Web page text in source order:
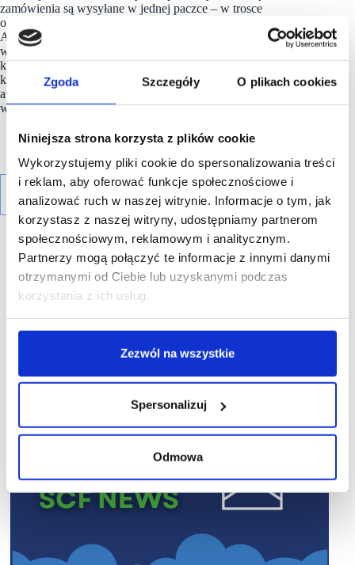
Zgoda Szczegóły O plikach cookies
Niniejsza strona korzysta z plików cookie
Wykorzystujemy pliki cookie do spersonalizowania treści
i reklam, aby oferować funkcje społecznościowe i
analizować ruch w naszej witrynie. Informacje o tym, jak
korzystasz z naszej witryny, udostępniamy partnerom
społecznościowym, reklamowym i analitycznym.
Partnerzy mogą połączyć te informacje z innymi danymi
otrzymanymi od Ciebie lub uzyskanymi podczas
korzystania z ich usług.
Zezwól na wszystkie
Spersonalizuj
Odmowa
zamówienia są wysyłane w jednej paczce – w trosce
o środowisko i dla wygody klientów. W swej działalności
Answear stawia na szybką dostawę (nawet tego samego dnia
w wybranych miastach Polski) i jakość obsługi. Swoim stałym
klientom dedykuje program lojalnościowy Answear Club,
który pozwala na robienie zakupów w jeszcze
atrakcyjniejszych cenach. Od marca 2022 r. Answear.com S.A.
wchodzi w skład indeksu sWIG80.